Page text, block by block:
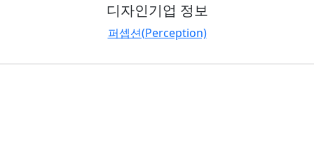
디자인기업 정보
퍼셉션(Perception)